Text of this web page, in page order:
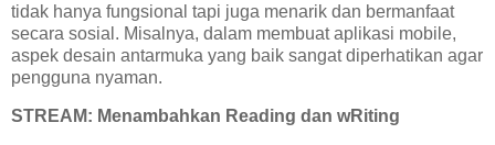
tidak hanya fungsional tapi juga menarik dan bermanfaat
secara sosial. Misalnya, dalam membuat aplikasi mobile,
aspek desain antarmuka yang baik sangat diperhatikan agar
pengguna nyaman.
STREAM: Menambahkan Reading dan wRiting